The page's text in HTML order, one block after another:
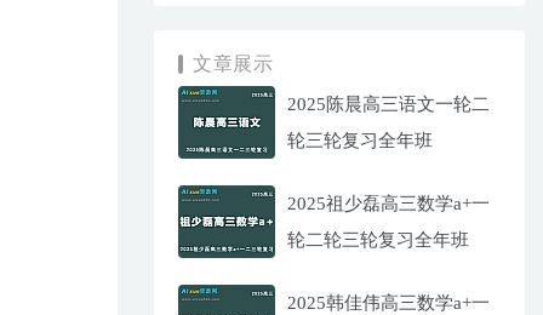
文章展示
2025陈晨高三语文一轮二
轮三轮复习全年班
2025祖少磊高三数学a+一
轮二轮三轮复习全年班
2025韩佳伟高三数学a+一